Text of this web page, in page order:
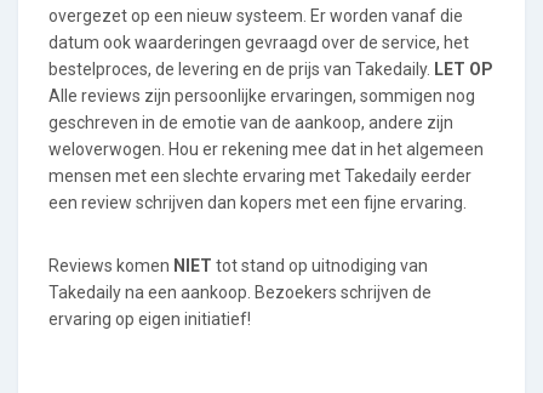
overgezet op een nieuw systeem. Er worden vanaf die
datum ook waarderingen gevraagd over de service, het
bestelproces, de levering en de prijs van Takedaily. LET OP
Alle reviews zijn persoonlijke ervaringen, sommigen nog
geschreven in de emotie van de aankoop, andere zijn
weloverwogen. Hou er rekening mee dat in het algemeen
mensen met een slechte ervaring met Takedaily eerder
een review schrijven dan kopers met een fijne ervaring.
Reviews komen NIET tot stand op uitnodiging van
Takedaily na een aankoop. Bezoekers schrijven de
ervaring op eigen initiatief!